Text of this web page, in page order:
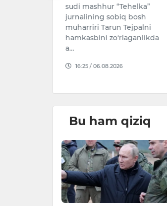
sudi mashhur “Tehelka”
jurnalining sobiq bosh
muharriri Tarun Tejpalni
hamkasbini zo‘rlaganlikda
a…
16:25 / 06.08.2026
Bu ham qiziq